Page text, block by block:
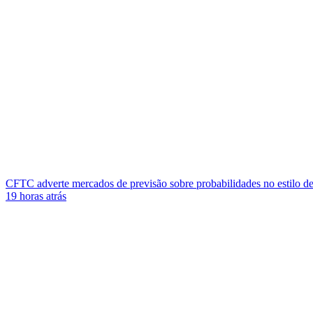
CFTC adverte mercados de previsão sobre probabilidades no estilo
19 horas atrás